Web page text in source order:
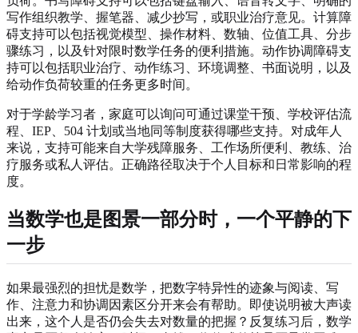
写作组织教学、握笔器、减少抄写，或职业治疗意见。计算障
碍支持可以包括视觉模型、操作材料、数轴、位值工具、分步
骤练习，以及针对限时数学任务的便利措施。动作协调障碍支
持可以包括职业治疗、动作练习、环境调整、书面说明，以及
给动作负荷较重的任务更多时间。
对于学龄学习者，家庭可以询问可通过课堂干预、学校评估流
程、IEP、504 计划或当地同等制度获得哪些支持。对成年人
来说，支持可能来自大学残障服务、工作场所便利、教练、治
疗服务或私人评估。正确路径取决于个人目标和日常影响的程
度。
当数学也是图景一部分时，一个平静的下
一步
如果最强烈的担忧是数学，把数字特异性的迹象与阅读、写
作、注意力和协调因素区分开来会有帮助。即使说明被大声读
出来，这个人是否仍会失去对数量的把握？反复练习后，数学